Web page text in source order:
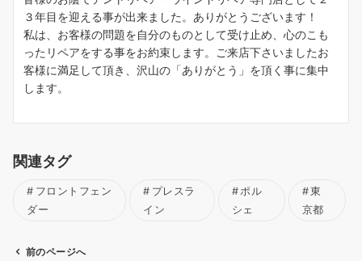
３年目を迎える事が出来ました。ありがとうございます！
私は、お客様の問題を自分のものとして受け止め、心のこも
ったリペアをする事をお約束します。ご来店下さいましたお
客様に満足して頂き、沢山の「ありがとう」を頂く事に集中
します。
関連タグ
フロントフェン
ダー
プレスラ
イン
ポル
シェ
東
京都
前のページへ